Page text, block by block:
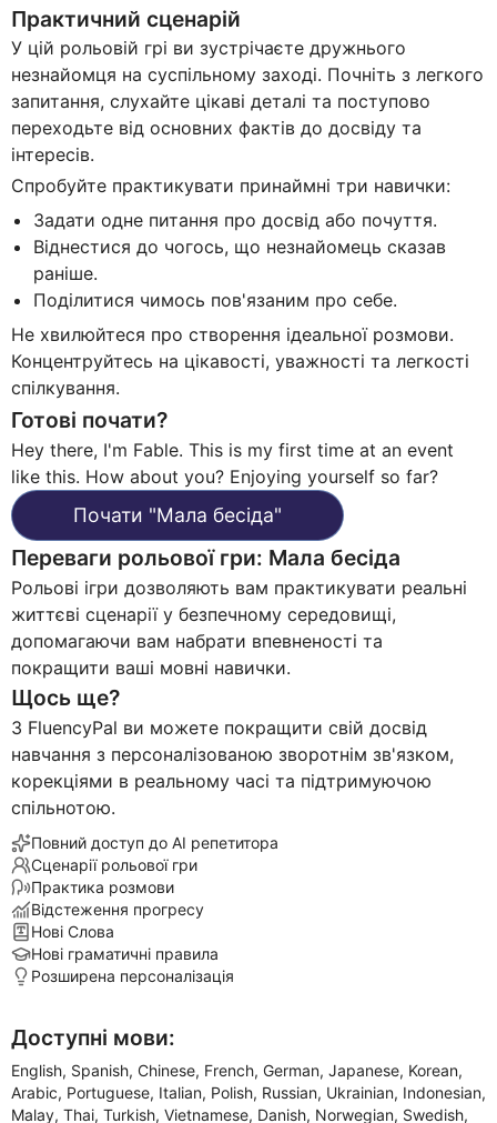
Практичний сценарій
У цій рольовій грі ви зустрічаєте дружнього
незнайомця на суспільному заході. Почніть з легкого
запитання, слухайте цікаві деталі та поступово
переходьте від основних фактів до досвіду та
інтересів.
Спробуйте практикувати принаймні три навички:
Задати одне питання про досвід або почуття.
Віднестися до чогось, що незнайомець сказав
раніше.
Поділитися чимось пов'язаним про себе.
Не хвилюйтеся про створення ідеальної розмови.
Концентруйтесь на цікавості, уважності та легкості
спілкування.
Готові почати?
Hey there, I'm Fable. This is my first time at an event
like this. How about you? Enjoying yourself so far?
Почати "Мала бесіда"
Переваги рольової гри: Мала бесіда
Рольові ігри дозволяють вам практикувати реальні
життєві сценарії у безпечному середовищі,
допомагаючи вам набрати впевненості та
покращити ваші мовні навички.
Щось ще?
З FluencyPal ви можете покращити свій досвід
навчання з персоналізованою зворотнім зв'язком,
корекціями в реальному часі та підтримуючою
спільнотою.
Повний доступ до AI репетитора
Сценарії рольової гри
Практика розмови
Відстеження прогресу
Нові Слова
Нові граматичні правила
Розширена персоналізація
Доступні мови:
English, Spanish, Chinese, French, German, Japanese, Korean,
Arabic, Portuguese, Italian, Polish, Russian, Ukrainian, Indonesian,
Malay, Thai, Turkish, Vietnamese, Danish, Norwegian, Swedish,